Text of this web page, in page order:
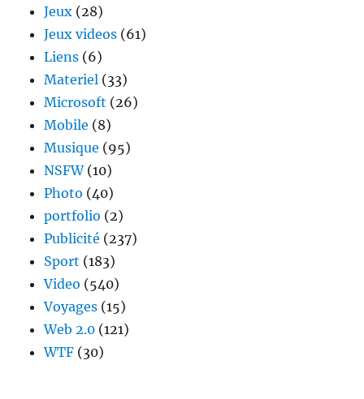
Jeux (28)
Jeux videos (61)
Liens (6)
Materiel (33)
Microsoft (26)
Mobile (8)
Musique (95)
NSFW(10)
Photo (40)
portfolio (2)
Publicité (237)
Sport (183)
Video (540)
Voyages (15)
Web 2.0 (121)
WTF (30)